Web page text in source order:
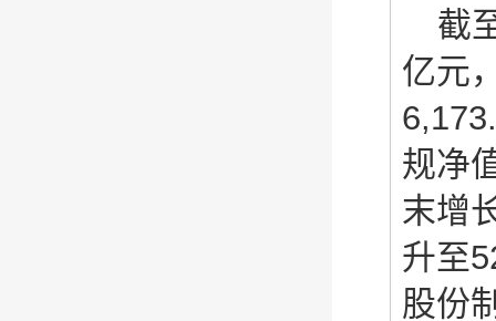
截
亿元
规净
末增
升至
股份